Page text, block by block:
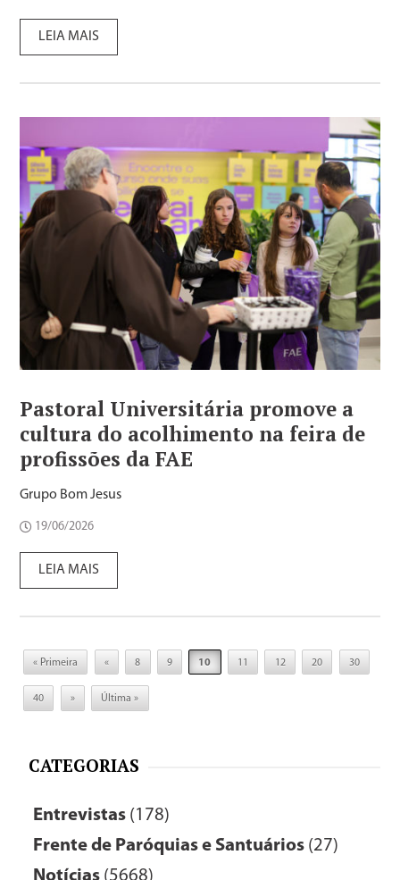
LEIA MAIS
Pastoral Universitária promove a
cultura do acolhimento na feira de
profissões da FAE
Grupo Bom Jesus
19/06/2026
LEIA MAIS
« Primeira « 8 9 10 11 12 20 30
40 » Última »
CATEGORIAS
Entrevistas (178)
Frente de Paróquias e Santuários (27)
Notícias (5668)